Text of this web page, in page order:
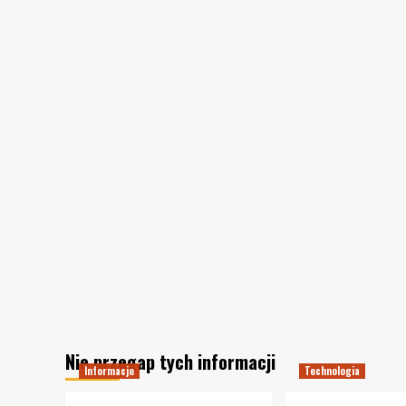
Nie przegap tych informacji
Informacje Technologia